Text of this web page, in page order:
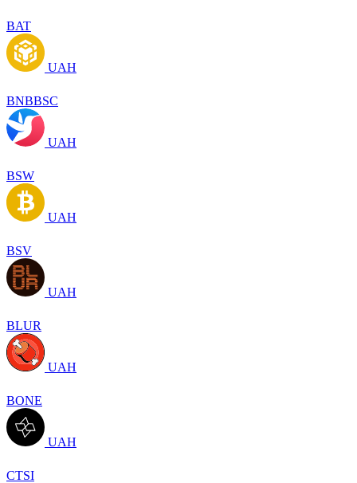
BAT
UAH
BNBBSC
UAH
BSW
UAH
BSV
UAH
BLUR
UAH
BONE
UAH
CTSI